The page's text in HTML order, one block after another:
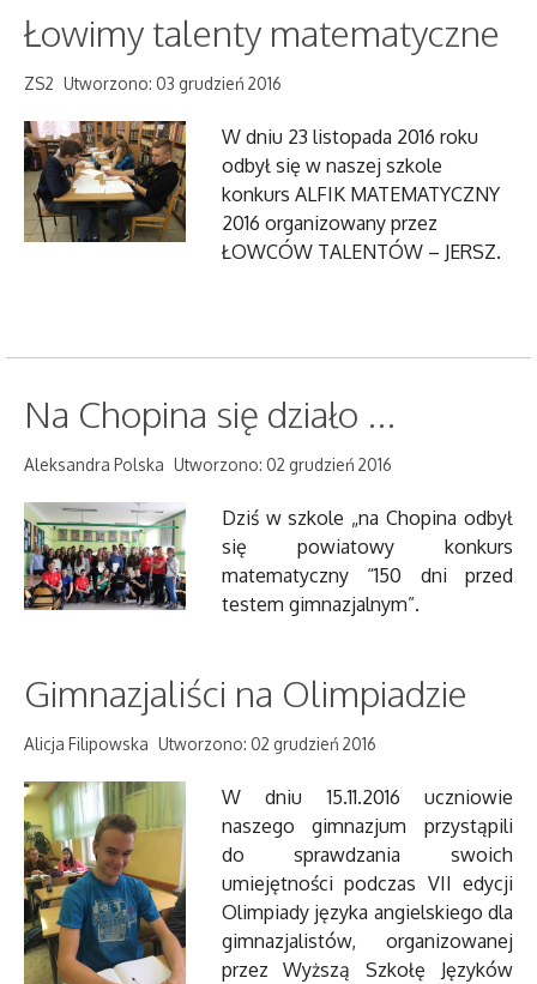
Łowimy talenty matematyczne
ZS2 Utworzono: 03 grudzień 2016
W dniu 23 listopada 2016 roku
odbył się w naszej szkole
konkurs ALFIK MATEMATYCZNY
2016 organizowany przez
ŁOWCÓW TALENTÓW – JERSZ.
Na Chopina się działo ...
Aleksandra Polska Utworzono: 02 grudzień 2016
Dziś w szkole „na Chopina odbył
się powiatowy konkurs
matematyczny “150 dni przed
testem gimnazjalnym”.
Gimnazjaliści na Olimpiadzie
Alicja Filipowska Utworzono: 02 grudzień 2016
W dniu 15.11.2016 uczniowie
naszego gimnazjum przystąpili
do sprawdzania swoich
umiejętności podczas VII edycji
Olimpiady języka angielskiego dla
gimnazjalistów, organizowanej
przez Wyższą Szkołę Języków